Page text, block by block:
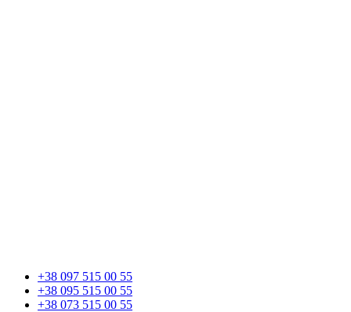
+38 097 515 00 55
+38 095 515 00 55
+38 073 515 00 55